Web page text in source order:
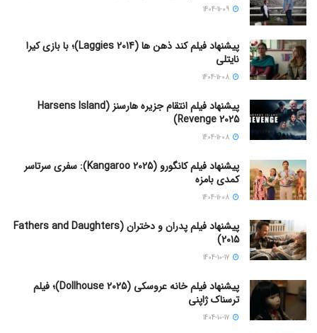
پیشنهاد فیلم کند ذهن ها (Laggies 2014)؛ با بازی کیرا
نایتلی
پیشنهاد فیلم انتقام جزیره هارسنز (Harsens Island
Revenge 2025)
پیشنهاد فیلم کانگورو (Kangaroo 2025): سفری سرتاسر
کمدی بامزه
پیشنهاد فیلم پدران و دختران (Fathers and Daughters
2015)
پیشنهاد فیلم خانه عروسکی (Dollhouse 2025)؛ فیلم
ترسناک ژاپنی